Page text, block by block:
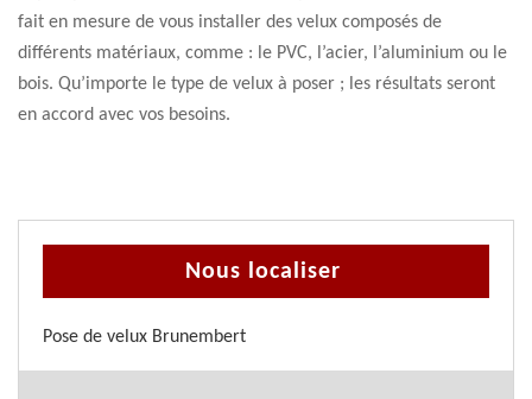
fait en mesure de vous installer des velux composés de
différents matériaux, comme : le PVC, l’acier, l’aluminium ou le
bois. Qu’importe le type de velux à poser ; les résultats seront
en accord avec vos besoins.
Nous localiser
Pose de velux Brunembert